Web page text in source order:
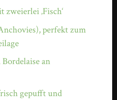
zweierlei ‚Fisch‘
perfekt zum
an
gepufft und